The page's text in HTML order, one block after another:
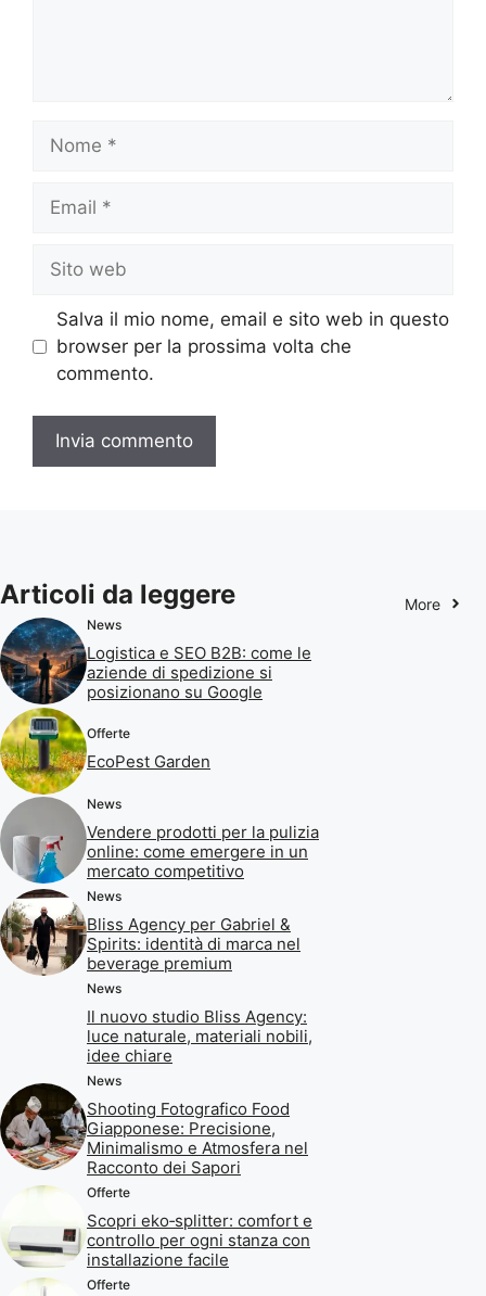
Nome
Email
Sito
web
Salva il mio nome, email e sito web in questo
browser per la prossima volta che
commento.
Articoli da leggere More
News
Logistica e SEO B2B: come le
aziende di spedizione si
posizionano su Google
Offerte
EcoPest Garden
News
Vendere prodotti per la pulizia
online: come emergere in un
mercato competitivo
News
Bliss Agency per Gabriel &
Spirits: identità di marca nel
beverage premium
News
Il nuovo studio Bliss Agency:
luce naturale, materiali nobili,
idee chiare
News
Shooting Fotografico Food
Giapponese: Precisione,
Minimalismo e Atmosfera nel
Racconto dei Sapori
Offerte
Scopri eko‑splitter: comfort e
controllo per ogni stanza con
installazione facile
Offerte